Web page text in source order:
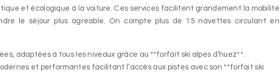
et écologique à la voiture. Ces services facilitent grandement la mobilité
le séjour plus agréable. On compte plus de 15 navettes circulant en
adaptées à tous les niveaux grâce au **forfait ski alpes d’huez**.
et performantes facilitant l’accès aux pistes avec son **forfait ski